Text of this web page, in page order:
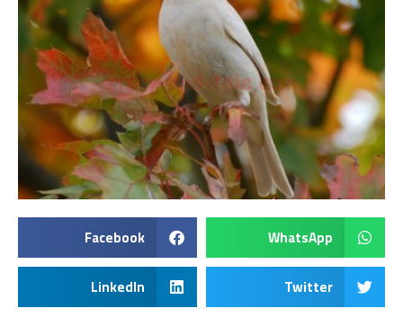
WhatsApp
Facebook
Twitter
LinkedIn